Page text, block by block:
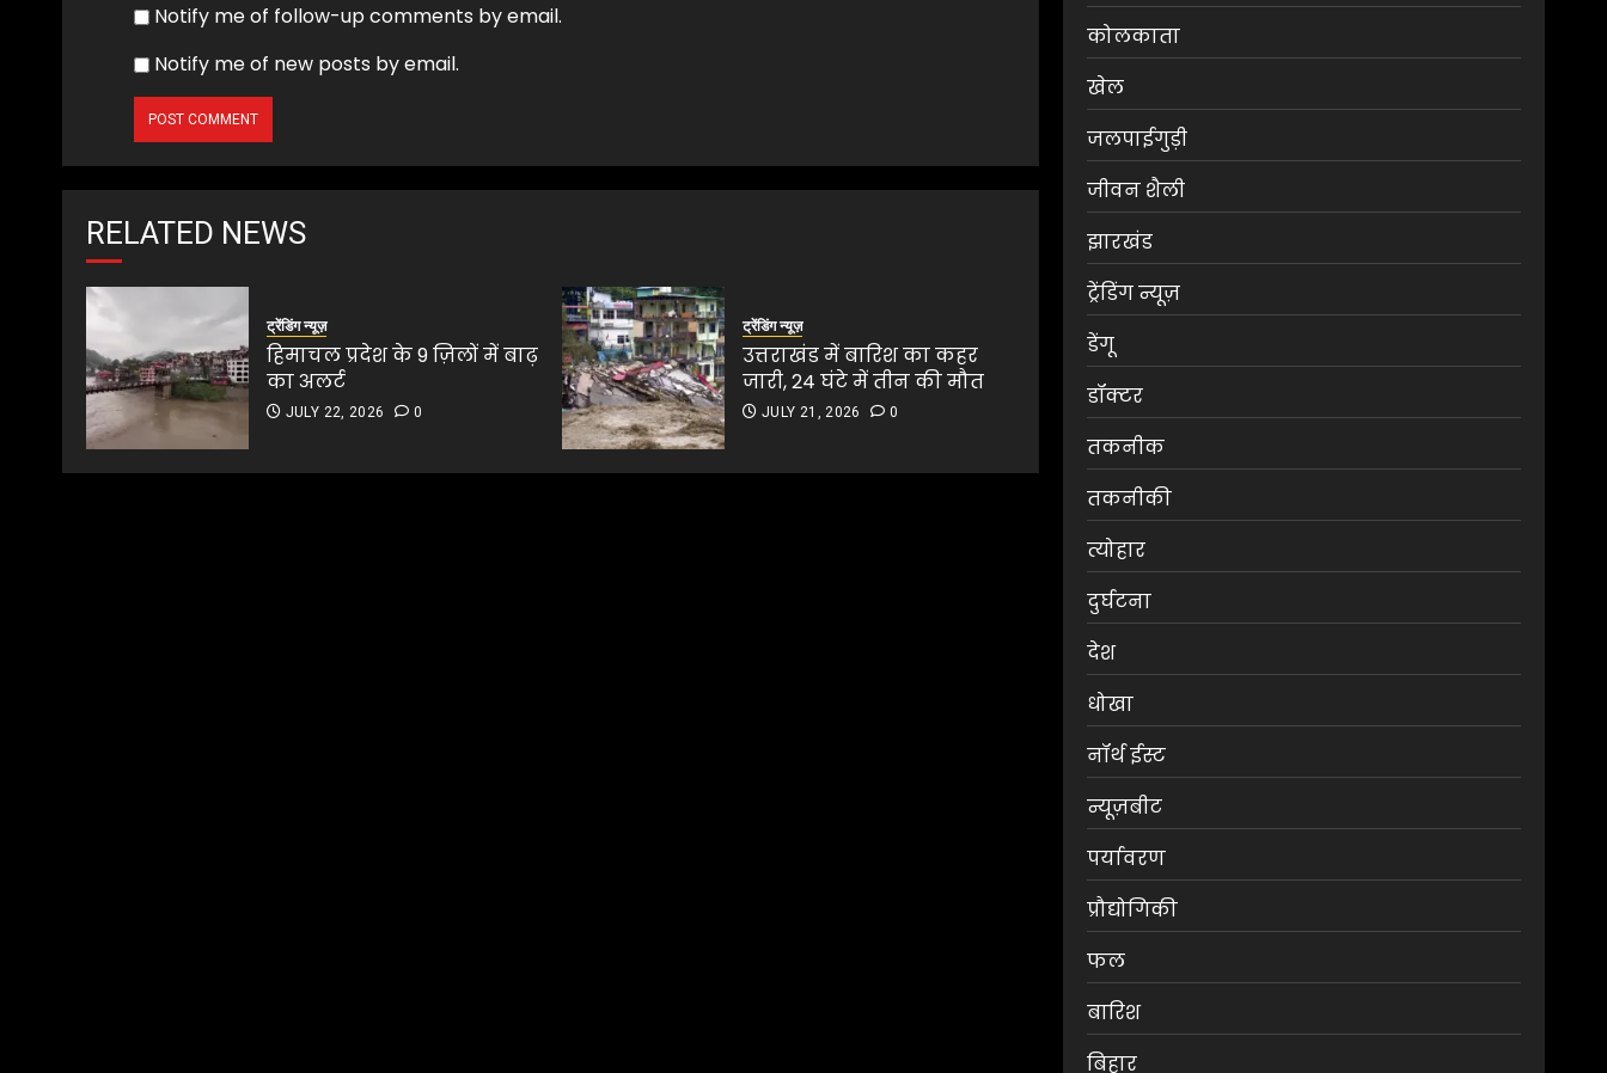
Notify me of follow-up comments by email.
Notify me of new posts by email.
RELATED NEWS
ट्रेंडिंग न्यूज़
हिमाचल प्रदेश के 9 ज़िलों में बाढ़
का अलर्ट
JULY 22, 2026 0
ट्रेंडिंग न्यूज़
उत्तराखंड में बारिश का कहर
जारी, 24 घंटे में तीन की मौत
JULY 21, 2026 0
कोलकाता
खेल
जलपाईगुड़ी
जीवन शैली
झारखंड
ट्रेंडिंग न्यूज़
डेंगू
डॉक्टर
तकनीक
तकनीकी
त्योहार
दुर्घटना
देश
धोखा
नॉर्थ ईस्ट
न्यूज़बीट
पर्यावरण
प्रौद्योगिकी
फल
बारिश
बिहार